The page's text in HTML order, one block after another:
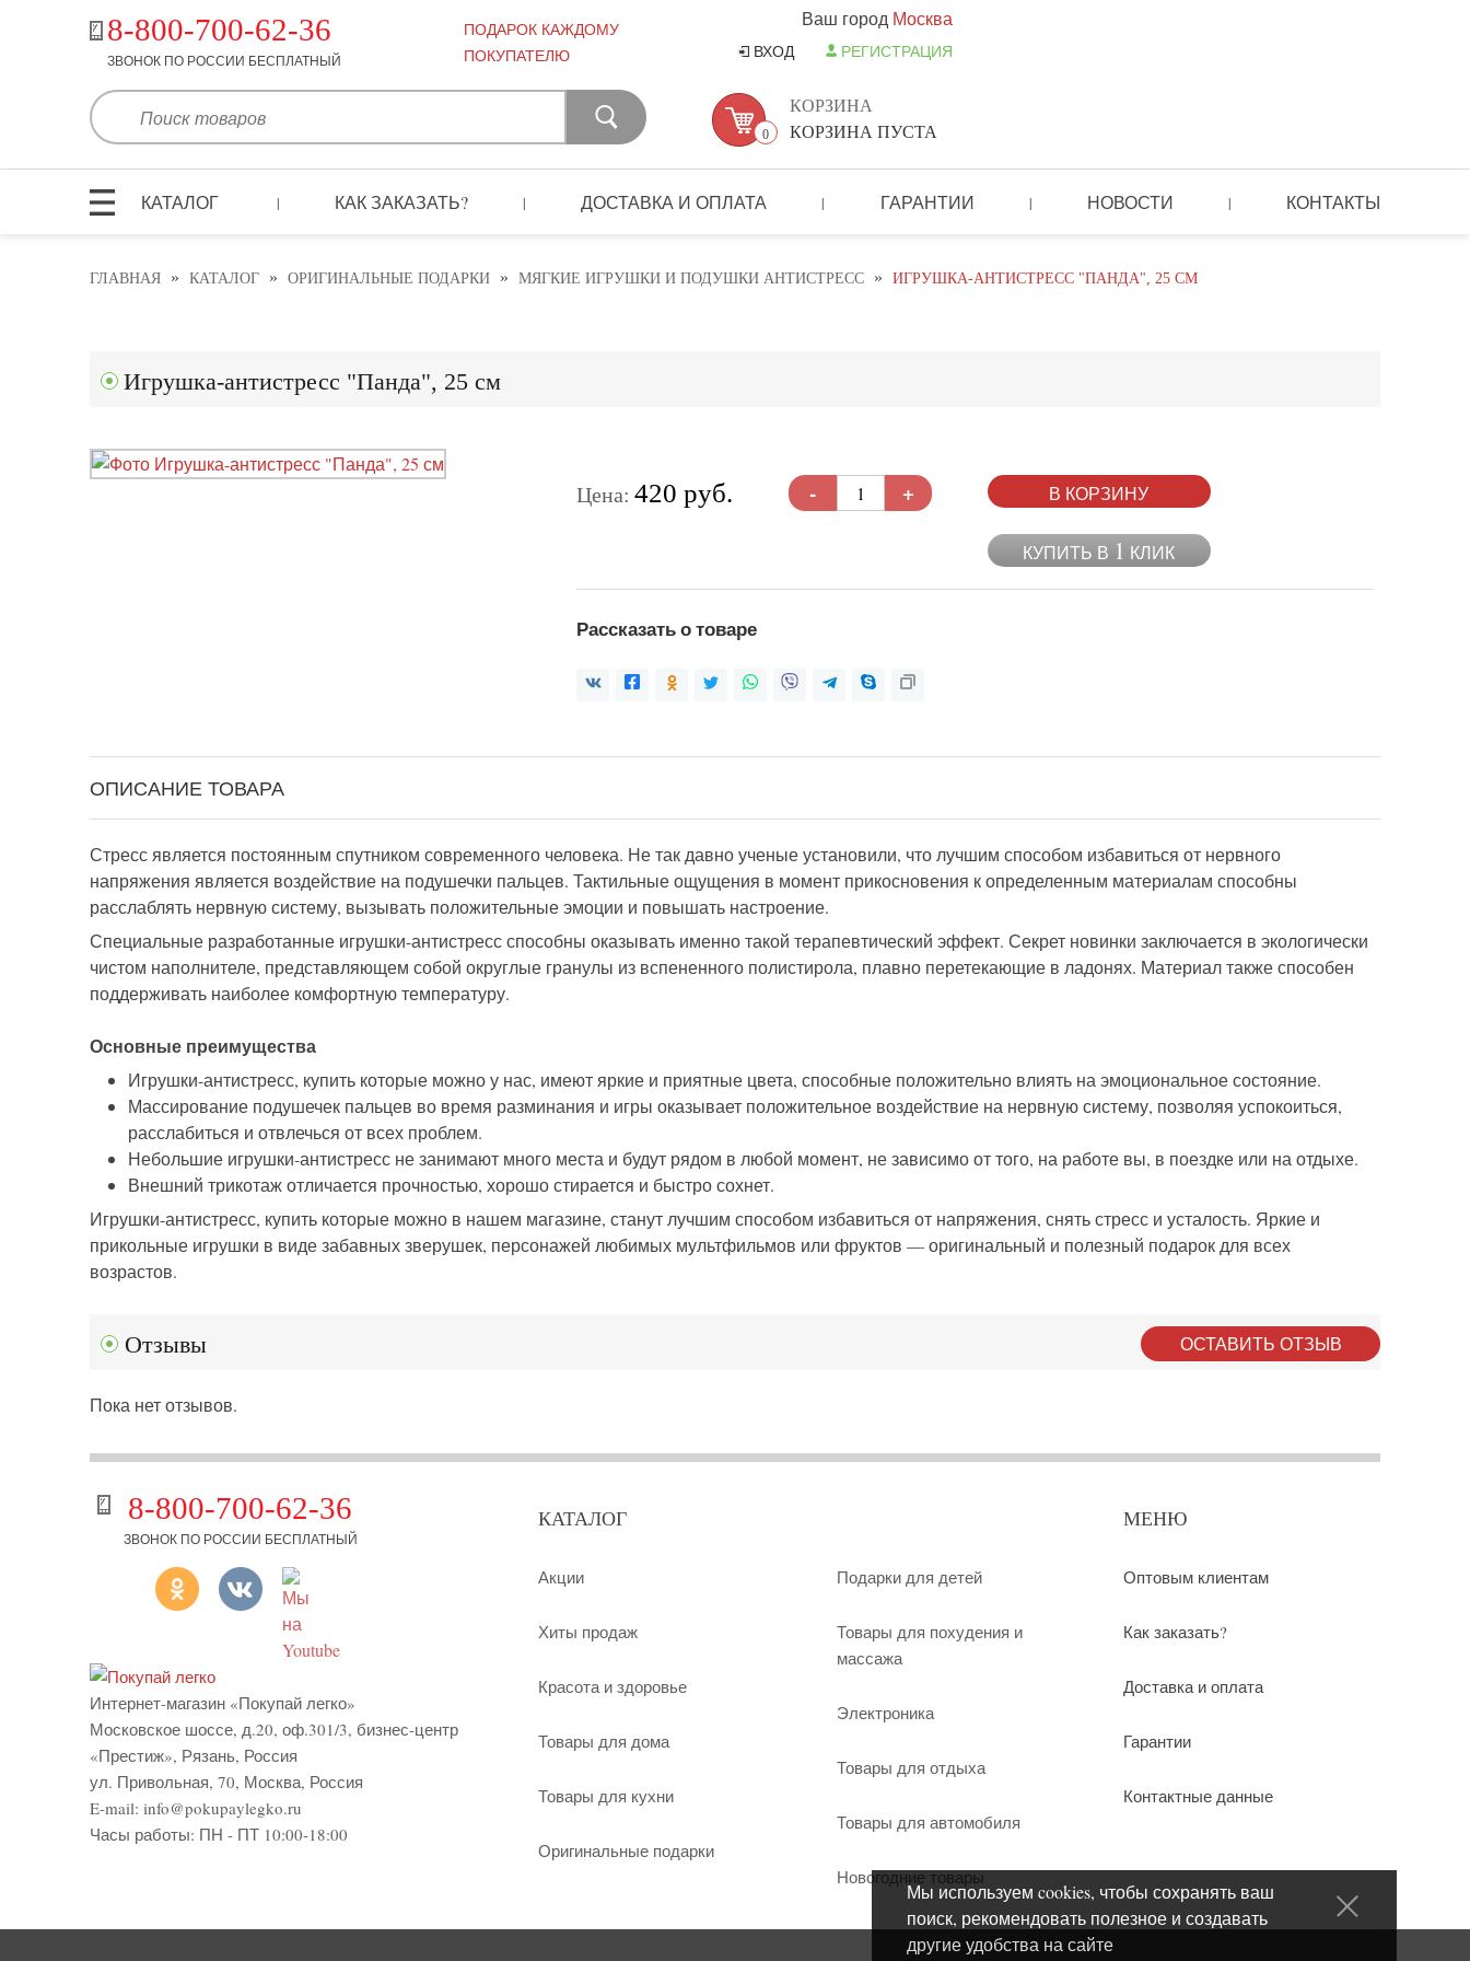
8-800-700-62-36
ЗВОНОК ПО РОССИИ БЕСПЛАТНЫЙ
ПОДАРОК КАЖДОМУ
ПОКУПАТЕЛЮ
Ваш город Москва
ВХОД РЕГИСТРАЦИЯ
0
КОРЗИНА
КОРЗИНА ПУСТА
КАТАЛОГ | КАК ЗАКАЗАТЬ? | ДОСТАВКА И ОПЛАТА | ГАРАНТИИ | НОВОСТИ | КОНТАКТЫ
ГЛАВНАЯ » КАТАЛОГ » ОРИГИНАЛЬНЫЕ ПОДАРКИ » МЯГКИЕ ИГРУШКИ И ПОДУШКИ АНТИСТРЕСС » ИГРУШКА-АНТИСТРЕСС "ПАНДА", 25 СМ
Игрушка-антистресс "Панда", 25 см
Цена: 420 руб. - + В КОРЗИНУ
КУПИТЬ В 1 КЛИК
Рассказать о товаре
ОПИСАНИЕ ТОВАРА
Стресс является постоянным спутником современного человека. Не так давно ученые установили, что лучшим способом избавиться от нервного
напряжения является воздействие на подушечки пальцев. Тактильные ощущения в момент прикосновения к определенным материалам способны
расслаблять нервную систему, вызывать положительные эмоции и повышать настроение.
Специальные разработанные игрушки-антистресс способны оказывать именно такой терапевтический эффект. Секрет новинки заключается в экологически
чистом наполнителе, представляющем собой округлые гранулы из вспененного полистирола, плавно перетекающие в ладонях. Материал также способен
поддерживать наиболее комфортную температуру.
Основные преимущества
Игрушки-антистресс, купить которые можно у нас, имеют яркие и приятные цвета, способные положительно влиять на эмоциональное состояние.
Массирование подушечек пальцев во время разминания и игры оказывает положительное воздействие на нервную систему, позволяя успокоиться,
расслабиться и отвлечься от всех проблем.
Небольшие игрушки-антистресс не занимают много места и будут рядом в любой момент, не зависимо от того, на работе вы, в поездке или на отдыхе.
Внешний трикотаж отличается прочностью, хорошо стирается и быстро сохнет.
Игрушки-антистресс, купить которые можно в нашем магазине, станут лучшим способом избавиться от напряжения, снять стресс и усталость. Яркие и
прикольные игрушки в виде забавных зверушек, персонажей любимых мультфильмов или фруктов — оригинальный и полезный подарок для всех
возрастов.
Отзывы ОСТАВИТЬ ОТЗЫВ
Пока нет отзывов.
8-800-700-62-36
ЗВОНОК ПО РОССИИ БЕСПЛАТНЫЙ
Интернет-магазин «Покупай легко»
Московское шоссе, д.20, оф.301/3, бизнес-центр
«Престиж», Рязань, Россия
ул. Привольная, 70, Москва, Россия
E-mail: info@pokupaylegko.ru
Часы работы: ПН - ПТ 10:00-18:00
КАТАЛОГ
Акции
Хиты продаж
Красота и здоровье
Товары для дома
Товары для кухни
Оригинальные подарки
Подарки для детей
Товары для похудения и
массажа
Электроника
Товары для отдыха
Товары для автомобиля
Новогодние товары
МЕНЮ
Оптовым клиентам
Как заказать?
Доставка и оплата
Гарантии
Контактные данные
Мы используем cookies, чтобы сохранять ваш
поиск, рекомендовать полезное и создавать
другие удобства на сайте